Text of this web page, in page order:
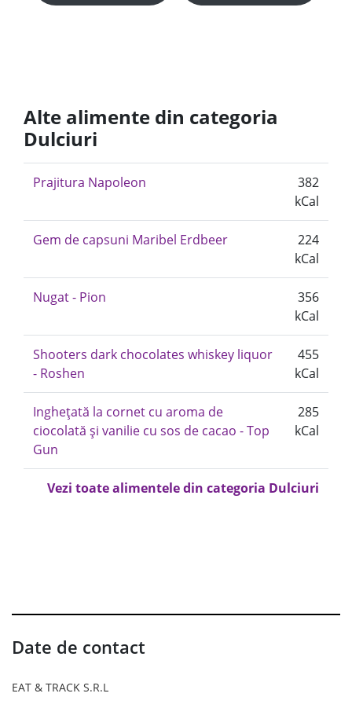
Alte alimente din categoria
Dulciuri
Prajitura Napoleon
382
kCal
Gem de capsuni Maribel Erdbeer
224
kCal
Nugat - Pion
356
kCal
Shooters dark chocolates whiskey liquor
- Roshen
455
kCal
Inghețată la cornet cu aroma de
ciocolată și vanilie cu sos de cacao - Top
Gun
285
kCal
Vezi toate alimentele din categoria Dulciuri
Date de contact
EAT & TRACK S.R.L